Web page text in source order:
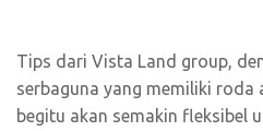
Tips dari Vista Land group,
serbaguna yang memiliki
begitu akan semakin fleksibel